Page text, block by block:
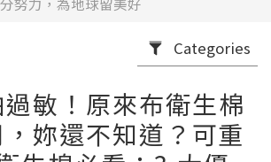
Categories
敏！原來布衛生棉
妳還不知道？可重